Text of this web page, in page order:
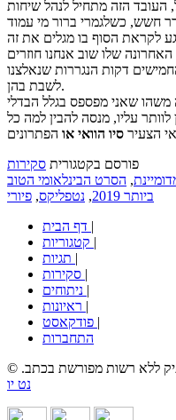
העובד הזה מתחיל לנהל שיחות
חשש, כשלגמרי ברור מי עמוד
לקראת הסוף בו מגלים את זה
שלו שוב אנחנו חוזרים
דקות הנגררות שנאלצנו
לשבת בהן.
שאני מפספס בגלל הבדלי
לוותר עליו, מנסה להבין למה כל
הצעיר סיו הוואי או
פורסם בקטגורית סקירות
, הסרט הבינלאומי הטוב
ביותר 2019
, נטפליקס, פיורי
|
|
|
|
|
|
|
התחברות
ללא רשות מפורשת בכתב.
נט יו